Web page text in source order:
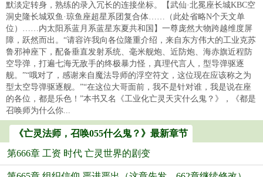
默淡定转身，熟练的录入冗长的连接坐标。【武仙·北冕座长城KBC空
洞史隆长城双鱼·琼鱼座超星系团复合体……（此处省略N个天文单
位）……内太阳系蓝月系蓝星东夏共和国】一尊庞然大物跨越维度屏
障，跃然而出。“请容许我向各位隆重介绍，来自东方伟大的工业克苏
鲁邪神座下，配备垂直发射系统、毫米舰炮、近防炮、海赤旗近程防
空导弹，打遍七海无敌手的终极暴力怪，真理代言人，型导弹驱逐
舰。”“哦对了，感谢来自魔法导师的浮空符文，这位现在应该称之为
型太空导弹驱逐舰。”“在这位大哥面前，我不是针对谁，我是说在座
的各位，都是乐色！”本书又名《工业化亡灵天灾什么鬼？》，《都是
召唤师为什么你...
《亡灵法师，召唤055什么鬼？》最新章节
第666章 工资 时代 亡灵世界的剧变